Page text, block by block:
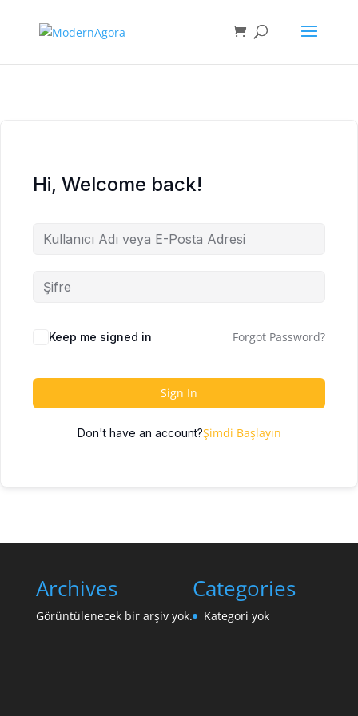
Hi, Welcome back!
Keep me signed in Forgot Password?
Sign In
Don't have an account?Şimdi Başlayın
Archives
Görüntülenecek bir arşiv yok.
Categories
Kategori yok